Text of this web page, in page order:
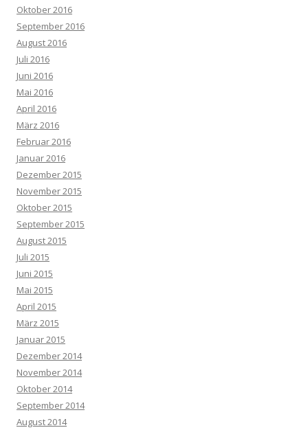
Oktober 2016
September 2016
August 2016
Juli 2016
Juni 2016
Mai 2016
April 2016
März 2016
Februar 2016
Januar 2016
Dezember 2015
November 2015
Oktober 2015
September 2015
August 2015
Juli 2015
Juni 2015
Mai 2015
April 2015
März 2015
Januar 2015
Dezember 2014
November 2014
Oktober 2014
September 2014
August 2014